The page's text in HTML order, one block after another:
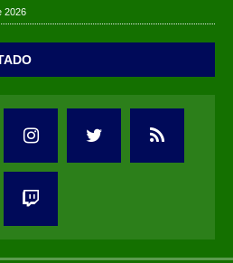
2026